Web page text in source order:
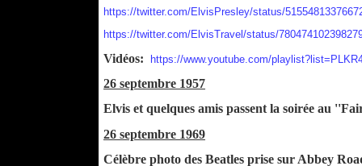
https://twitter.com/ElvisPresley/status/
https://twitter.com/ElvisTravel/status/
Vidéos: https://www.youtube.com/
26 septembre 1957
Elvis et quelques amis passent la soirée au
26 septembre 1969
Célèbre photo des Beatles prise sur Abbey